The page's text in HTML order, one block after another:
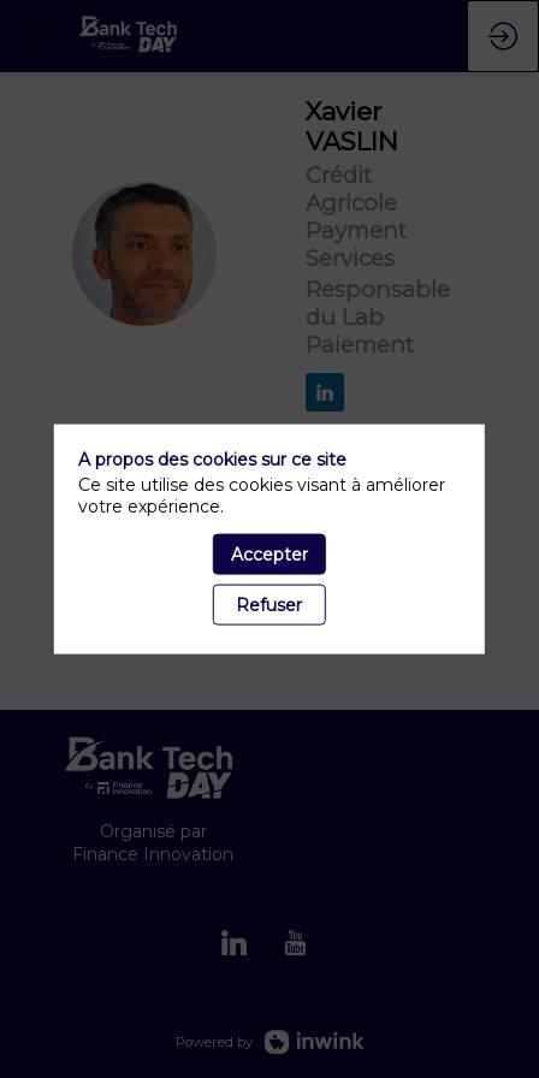
XV
Xavier
VASLIN
Crédit
Agricole
Payment
Services
Responsable
du Lab
Paiement
Organisé par
Finance Innovation
Powered by
A propos des cookies sur ce site
Ce site utilise des cookies visant à améliorer
votre expérience.
Accepter
Refuser